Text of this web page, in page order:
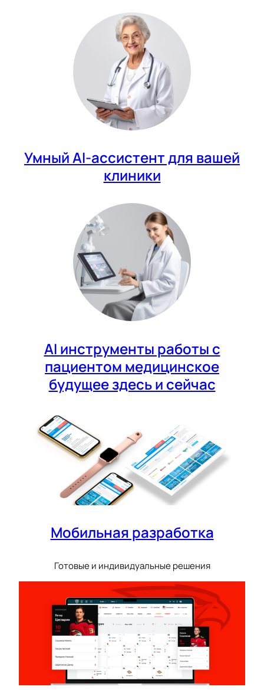
Умный AI-ассистент для вашей
клиники
AI инструменты работы с
пациентом медицинское
будущее здесь и сейчас
Мобильная разработка
Готовые и индивидуальные решения